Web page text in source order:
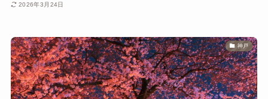
2026年3月24日
神戸